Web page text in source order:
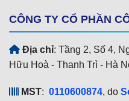
CÔNG TY CỔ PHẦN
Địa chỉ: Tầng 2, Số 4,
Hữu Hoà - Thanh Trì - Hà
MST: 0110600874, do